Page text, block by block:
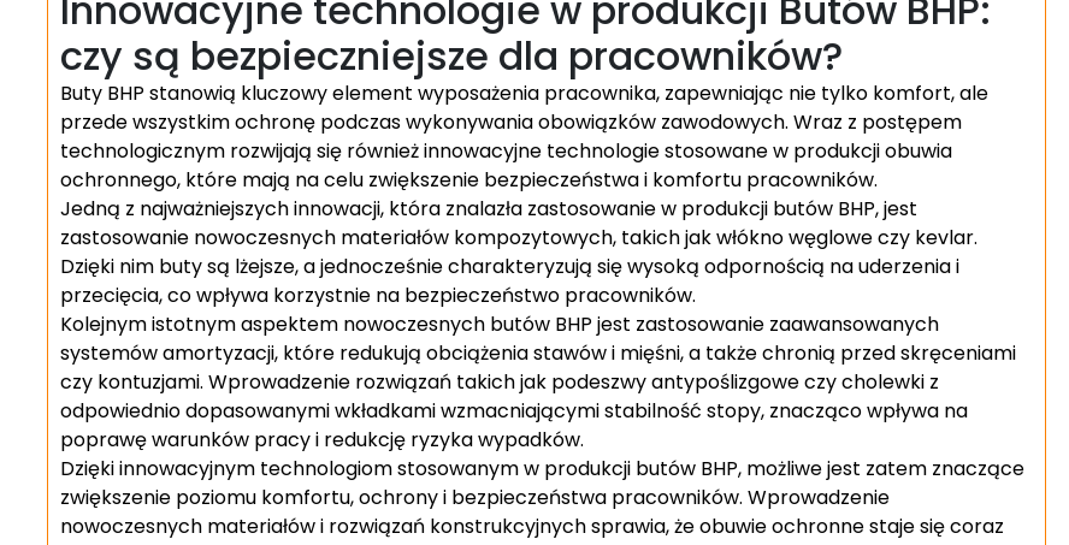
czy są bezpieczniejsze dla pracowników?
Buty BHP stanowią kluczowy element wyposażenia pracownika, zapewniając nie tylko komfort, ale
przede wszystkim ochronę podczas wykonywania obowiązków zawodowych. Wraz z postępem
technologicznym rozwijają się również innowacyjne technologie stosowane w produkcji obuwia
ochronnego, które mają na celu zwiększenie bezpieczeństwa i komfortu pracowników.
Jedną z najważniejszych innowacji, która znalazła zastosowanie w produkcji butów BHP, jest
zastosowanie nowoczesnych materiałów kompozytowych, takich jak włókno węglowe czy kevlar.
Dzięki nim buty są lżejsze, a jednocześnie charakteryzują się wysoką odpornością na uderzenia i
przecięcia, co wpływa korzystnie na bezpieczeństwo pracowników.
Kolejnym istotnym aspektem nowoczesnych butów BHP jest zastosowanie zaawansowanych
systemów amortyzacji, które redukują obciążenia stawów i mięśni, a także chronią przed skręceniami
czy kontuzjami. Wprowadzenie rozwiązań takich jak podeszwy antypoślizgowe czy cholewki z
odpowiednio dopasowanymi wkładkami wzmacniającymi stabilność stopy, znacząco wpływa na
poprawę warunków pracy i redukcję ryzyka wypadków.
Dzięki innowacyjnym technologiom stosowanym w produkcji butów BHP, możliwe jest zatem znaczące
zwiększenie poziomu komfortu, ochrony i bezpieczeństwa pracowników. Wprowadzenie
nowoczesnych materiałów i rozwiązań konstrukcyjnych sprawia, że obuwie ochronne staje się coraz